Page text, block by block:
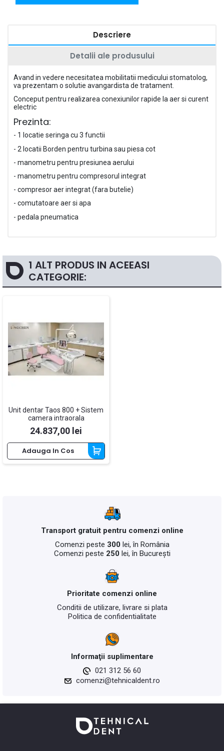
Descriere
Detalii ale produsului
Avand in vedere necesitatea mobilitatii medicului stomatolog,
va prezentam o solutie avangardista de tratament.
Conceput pentru realizarea conexiunilor rapide la aer si curent
electric
Prezinta:
- 1 locatie seringa cu 3 functii
- 2 locatii Borden pentru turbina sau piesa cot
- manometru pentru presiunea aerului
- manometru pentru compresorul integrat
- compresor aer integrat (fara butelie)
- comutatoare aer si apa
- pedala pneumatica
1 ALT PRODUS IN ACEEASI
CATEGORIE:
Unit dentar Taos 800 + Sistem
camera intraorala
Pret
24.837,00 lei
Adauga In Cos
Transport gratuit pentru comenzi online
Comenzi peste 300lei, în România
Comenzi peste 250lei, în București
Prioritate comenzi online
Conditii de utilizare, livrare si plata
Politica de confidentialitate
Informaţii suplimentare
021 312 56 60
comenzi@tehnicaldent.ro